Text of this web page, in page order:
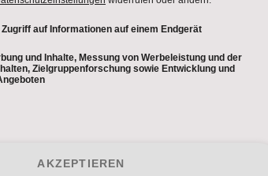
von Montag bis Donnerstag die
von der Konkurrenz beobachtet
Am Ende geht Liebe schließlich
Gang muss sich die fesche Steirerin
bleiben.